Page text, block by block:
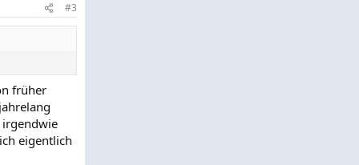
#3
früher
irgendwie
eigentlich